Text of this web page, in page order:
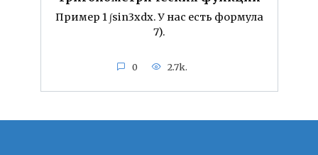
Пример 1 ∫sin3xdx. У нас есть формула
7).
0 2.7k.